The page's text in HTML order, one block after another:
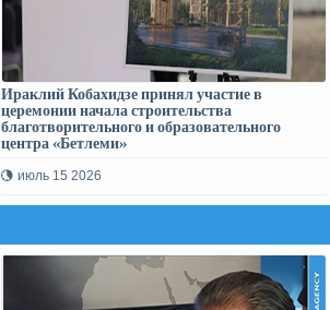
Ираклий Кобахидзе принял участие в
церемонии начала строительства
благотворительного и образовательного
центра «Бетлеми»
июль 15 2026